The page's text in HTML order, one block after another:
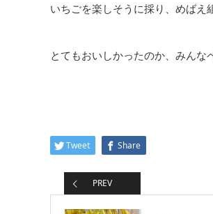
いちごを楽しそうに採り、めばえ
とてもおいしかったのか、みんな
Tweet Share
PREV